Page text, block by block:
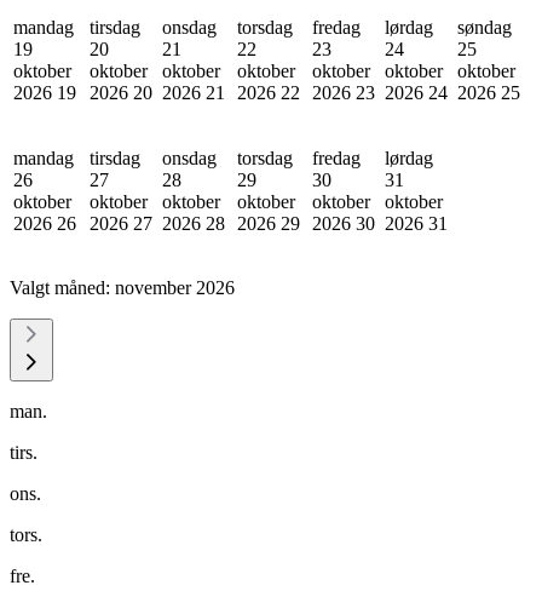
mandag
19
oktober
2026 19
tirsdag
20
oktober
2026 20
onsdag
21
oktober
2026 21
torsdag
22
oktober
2026 22
fredag
23
oktober
2026 23
lørdag
24
oktober
2026 24
søndag
25
oktober
2026 25
mandag
26
oktober
2026 26
tirsdag
27
oktober
2026 27
onsdag
28
oktober
2026 28
torsdag
29
oktober
2026 29
fredag
30
oktober
2026 30
lørdag
31
oktober
2026 31
Valgt måned: november 2026
man.
tirs.
ons.
tors.
fre.